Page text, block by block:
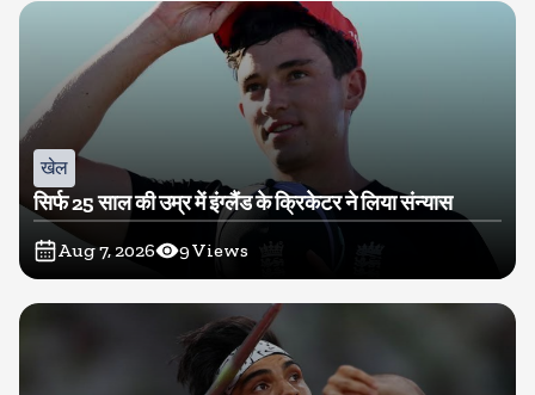
खेल
सिर्फ 25 साल की उम्र में इंग्लैंड के क्रिकेटर ने लिया संन्यास
Aug 7, 2026 9Views